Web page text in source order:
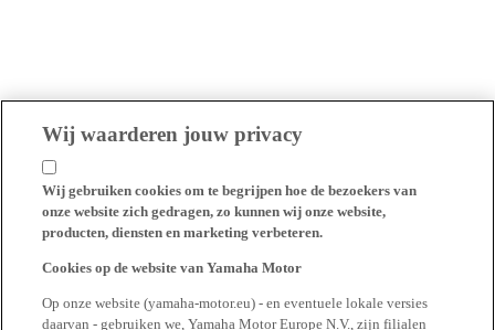
Wij waarderen jouw privacy
Wij gebruiken cookies om te begrijpen hoe de bezoekers van
onze website zich gedragen, zo kunnen wij onze website,
producten, diensten en marketing verbeteren.
Cookies op de website van Yamaha Motor
Op onze website (yamaha-motor.eu) - en eventuele lokale versies
daarvan - gebruiken we, Yamaha Motor Europe N.V., zijn filialen